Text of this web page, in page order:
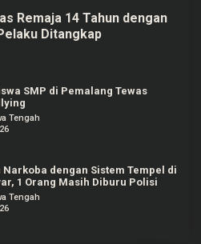
Remaja 14 Tahun dengan
Ditangkap
SMP di Pemalang Tewas
Tengah
dengan Sistem Tempel di
1 Orang Masih Diburu Polisi
Tengah